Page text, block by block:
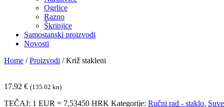
Ogrlice
Razno
Škrinjice
Samostanski proizvodi
Novosti
Home / Proizvodi / Križ stakleni
17.92 € (135.02 kn)
TEČAJ: 1 EUR = 7,53450 HRK Kategorije: Ručni rad - staklo,